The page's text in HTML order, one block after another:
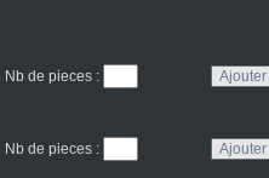
Nb de pieces:
Nb de pieces: